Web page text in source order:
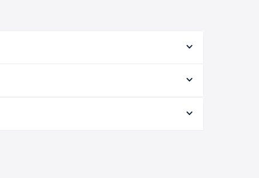
vê a duração exata de cada opção na data
real e garante a melhor oferta para o seu